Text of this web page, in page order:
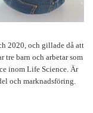
2020, och gillade då att
tre barn och arbetar som
inom Life Science. Är
och marknadsföring.